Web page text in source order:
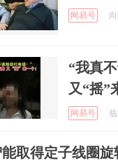
网易号
“我真
又“摇”
网易号
取得定子线圈